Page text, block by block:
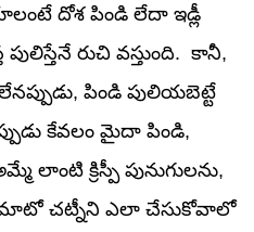
దోశ పిండి లేదా ఇడ్లీ
రుచి వస్తుంది. కానీ,
పిండి పులియబెట్టే
కేవలం మైదా పిండి,
లాంటి క్రిస్పీ పునుగులను,
చట్నీని ఎలా చేసుకోవాలో